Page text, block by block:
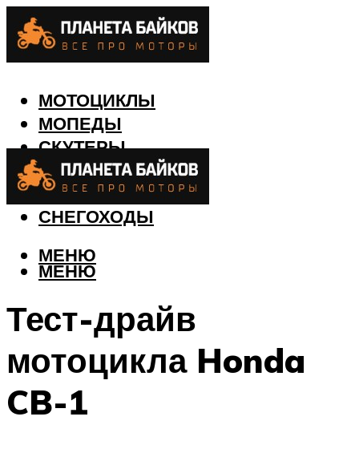
МОТОЦИКЛЫ
МОПЕДЫ
СКУТЕРЫ
КВАДРОЦИКЛЫ
ЛОДКИ
СНЕГОХОДЫ
МЕНЮ
МЕНЮ
Тест-драйв
мотоцикла Honda
CB-1